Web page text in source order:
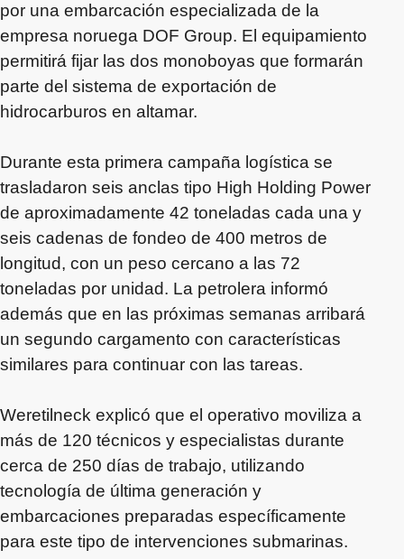
por una embarcación especializada de la
empresa noruega DOF Group. El equipamiento
permitirá fijar las dos monoboyas que formarán
parte del sistema de exportación de
hidrocarburos en altamar.
Durante esta primera campaña logística se
trasladaron seis anclas tipo High Holding Power
de aproximadamente 42 toneladas cada una y
seis cadenas de fondeo de 400 metros de
longitud, con un peso cercano a las 72
toneladas por unidad. La petrolera informó
además que en las próximas semanas arribará
un segundo cargamento con características
similares para continuar con las tareas.
Weretilneck explicó que el operativo moviliza a
más de 120 técnicos y especialistas durante
cerca de 250 días de trabajo, utilizando
tecnología de última generación y
embarcaciones preparadas específicamente
para este tipo de intervenciones submarinas.